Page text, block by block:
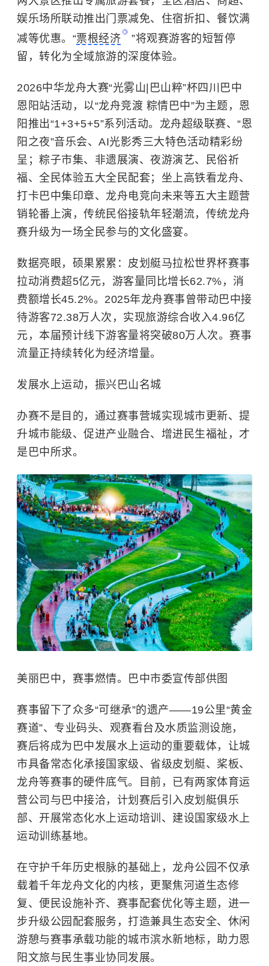
娱乐场所联动推出门票减免、住宿折扣、餐饮满
减等优惠。“票根经济
”将观赛游客的短暂停
留，转化为全域旅游的深度体验。
2026中华龙舟大赛“光雾山|巴山粹”杯四川巴中
恩阳站活动，以“龙舟竞渡 粽情巴中”为主题，恩
阳推出“1+3+5+5”系列活动。龙舟超级联赛、“恩
阳之夜”音乐会、AI光影秀三大特色活动精彩纷
呈；粽子市集、非遗展演、夜游演艺、民俗祈
福、全民体验五大全民配套；坐上高铁看龙舟、
打卡巴中集印章、龙舟电竞向未来等五大主题营
销轮番上演，传统民俗接轨年轻潮流，传统龙舟
赛升级为一场全民参与的文化盛宴。
数据亮眼，硕果累累：皮划艇马拉松世界杯赛事
拉动消费超5亿元，游客量同比增长62.7%，消
费额增长45.2%。2025年龙舟赛事曾带动巴中接
待游客72.38万人次，实现旅游综合收入4.96亿
元，本届预计线下游客量将突破80万人次。赛事
流量正持续转化为经济增量。
发展水上运动，振兴巴山名城
办赛不是目的，通过赛事营城实现城市更新、提
升城市能级、促进产业融合、增进民生福祉，才
是巴中所求。
美丽巴中，赛事燃情。巴中市委宣传部供图
赛事留下了众多“可继承”的遗产——19公里“黄金
赛道”、专业码头、观赛看台及水质监测设施，
赛后将成为巴中发展水上运动的重要载体，让城
市具备常态化承接国家级、省级皮划艇、桨板、
龙舟等赛事的硬件底气。目前，已有两家体育运
营公司与巴中接洽，计划赛后引入皮划艇俱乐
部、开展常态化水上运动培训、建设国家级水上
运动训练基地。
在守护千年历史根脉的基础上，龙舟公园不仅承
载着千年龙舟文化的内核，更聚焦河道生态修
复、便民设施补齐、赛事配套优化等主题，进一
步升级公园配套服务，打造兼具生态安全、休闲
游憩与赛事承载功能的城市滨水新地标，助力恩
阳文旅与民生事业协同发展。